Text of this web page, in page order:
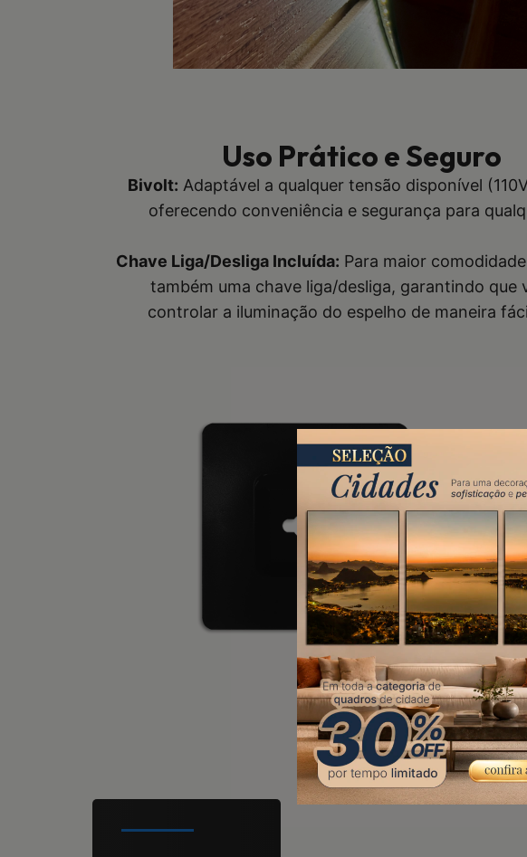
Uso Prático e Seguro
Bivolt: Adaptável a qualquer tensão disponível
oferecendo conveniência e segurança para
Chave Liga/Desliga Incluída: Para maior
também uma chave liga/desliga, garantindo que
controlar a iluminação do espelho de maneira